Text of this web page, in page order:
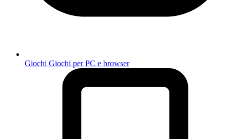
Giochi Giochi per PC e browser